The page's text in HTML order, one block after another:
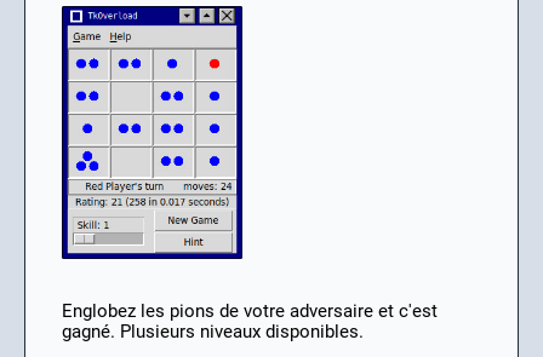
Englobez les pions de votre adversaire et c'est
gagné. Plusieurs niveaux disponibles.